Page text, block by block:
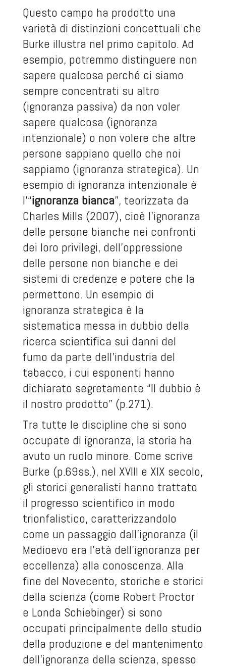
Questo campo ha prodotto una
varietà di distinzioni concettuali che
Burke illustra nel primo capitolo. Ad
esempio, potremmo distinguere non
sapere qualcosa perché ci siamo
sempre concentrati su altro
(ignoranza passiva) da non voler
sapere qualcosa (ignoranza
intenzionale) o non volere che altre
persone sappiano quello che noi
sappiamo (ignoranza strategica). Un
esempio di ignoranza intenzionale è
l’“ignoranza bianca”, teorizzata da
Charles Mills (2007), cioè l’ignoranza
delle persone bianche nei confronti
dei loro privilegi, dell’oppressione
delle persone non bianche e dei
sistemi di credenze e potere che la
permettono. Un esempio di
ignoranza strategica è la
sistematica messa in dubbio della
ricerca scientifica sui danni del
fumo da parte dell’industria del
tabacco, i cui esponenti hanno
dichiarato segretamente “Il dubbio è
il nostro prodotto” (p.271).
Tra tutte le discipline che si sono
occupate di ignoranza, la storia ha
avuto un ruolo minore. Come scrive
Burke (p.69ss.), nel XVIII e XIX secolo,
gli storici generalisti hanno trattato
il progresso scientifico in modo
trionfalistico, caratterizzandolo
come un passaggio dall’ignoranza (il
Medioevo era l’età dell’ignoranza per
eccellenza) alla conoscenza. Alla
fine del Novecento, storiche e storici
della scienza (come Robert Proctor
e Londa Schiebinger) si sono
occupati principalmente dello studio
della produzione e del mantenimento
dell’ignoranza della scienza, spesso